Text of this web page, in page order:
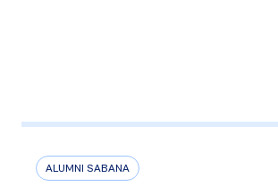
ALUMNI SABANA